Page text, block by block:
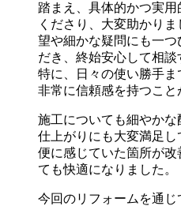
踏まえ、具体的かつ実用
くださり、大変助かり
望や細かな疑問にも一
だき、終始安心して相談
特に、日々の使い勝手ま
非常に信頼感を持つこと
施工についても細やかな
仕上がりにも大変満足
便に感じていた箇所が
ても快適になりました。
今回のリフォームを通